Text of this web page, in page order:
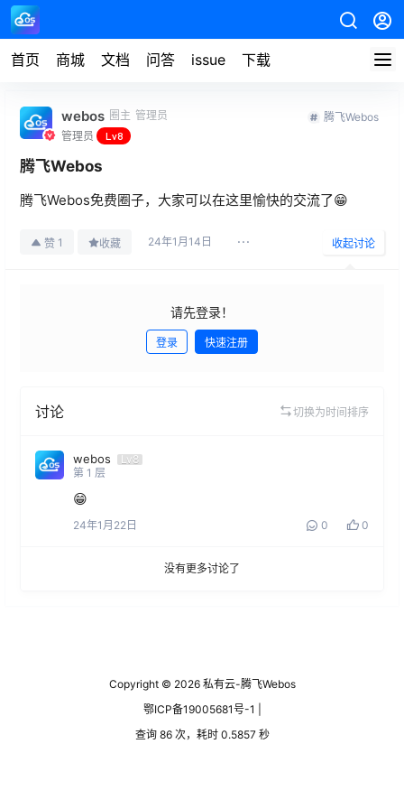
首页 商城 文档 问答 issue 下载
webos 圈主 管理员
管理员
Lv8
腾飞Webos
腾飞Webos
腾飞Webos免费圈子，大家可以在这里愉快的交流了😁
赞 1 收藏 24年1月14日 收起讨论
请先登录！
登录 快速注册
讨论 切换为时间排序
webos
Lv8
第 1 层
😁
24年1月22日 0 0
没有更多讨论了
Copyright © 2026私有云-腾飞Webos
鄂ICP备19005681号-1 |
查询 86 次，耗时 0.5857 秒